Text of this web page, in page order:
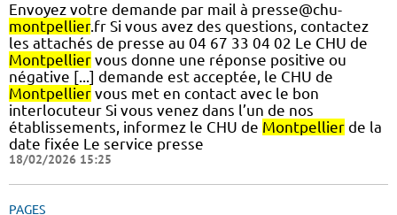
Envoyez votre demande par mail à presse@chu-
montpellier.fr Si vous avez des questions, contactez
les attachés de presse au 04 67 33 04 02 Le CHU de
Montpellier vous donne une réponse positive ou
négative [...] demande est acceptée, le CHU de
Montpellier vous met en contact avec le bon
interlocuteur Si vous venez dans l’un de nos
établissements, informez le CHU de Montpellier de la
date fixée Le service presse
18/02/2026 15:25
PAGES